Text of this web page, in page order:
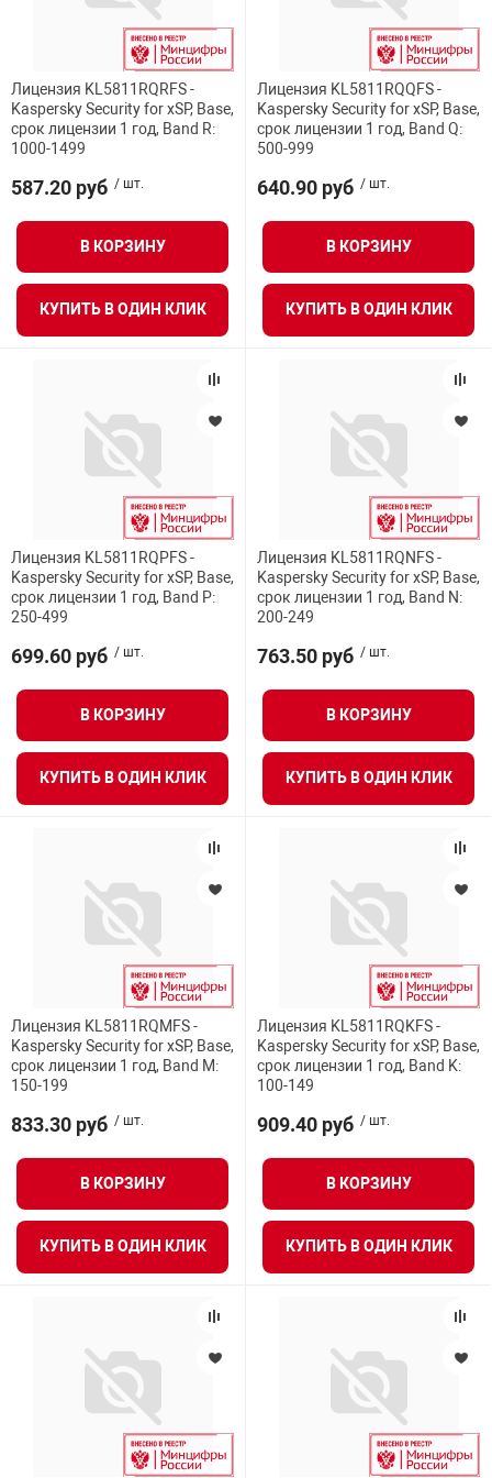
Прочее
Пульты
Термокожухи
Термошкафы
оборудование
оборудование
Товарные весы
Торговые весы
решения
безопасность
установки
оборудование
управления
Турникеты
Шлагбаумы
Шлюзовые
Электронные
объектов
периметра
Оборудования
Оборудования
Огнетушители
Рукава
Сигнально-
Средства
дыхания
Средства
Стволы
Узлы
Установки
Шкафы
Щиты
Оповещатели
Оповещатели
Посты
Приборы
Системы
Табло
Термошкафы
напряжением
Система
Температурный режим
Оперативная память
Гарантия
Количество устройств
Срок действия лицензии
USB – порты
Форм-фактор
Процессор
Длина волны
Режим UTM (комбинированный режим
МЭ+IPS+DPI)
Режим VPN
Режим МЭ (единственный активный механизм
Режим L2 IPS (обнаружение и предотвращение
атак на канальном уровне)
Возможно использование в режиме кластера
высокой доступности с автоматической
синхронизацией состояния сессий
ВСЕ ФИЛЬТРЫ
Лицензия KL5811RQRFS -
Kaspersky Security for xSP, Base,
срок лицензии 1 год, Band R:
1000-1499
587.20 руб / шт.
В КОРЗИНУ
КУПИТЬ В ОДИН КЛИК
Лицензия KL5811RQQFS -
Kaspersky Security for xSP, Base,
срок лицензии 1 год, Band Q:
500-999
640.90 руб / шт.
В КОРЗИНУ
КУПИТЬ В ОДИН КЛИК
Лицензия KL5811RQPFS -
Kaspersky Security for xSP, Base,
срок лицензии 1 год, Band P:
250-499
699.60 руб / шт.
В КОРЗИНУ
КУПИТЬ В ОДИН КЛИК
Лицензия KL5811RQNFS -
Kaspersky Security for xSP, Base,
срок лицензии 1 год, Band N:
200-249
763.50 руб / шт.
В КОРЗИНУ
КУПИТЬ В ОДИН КЛИК
Лицензия KL5811RQMFS -
Kaspersky Security for xSP, Base,
срок лицензии 1 год, Band M:
150-199
833.30 руб / шт.
В КОРЗИНУ
КУПИТЬ В ОДИН КЛИК
Лицензия KL5811RQKFS -
Kaspersky Security for xSP, Base,
срок лицензии 1 год, Band K:
100-149
909.40 руб / шт.
В КОРЗИНУ
КУПИТЬ В ОДИН КЛИК